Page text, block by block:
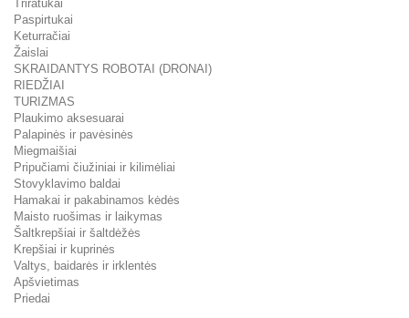
Triratukai
Paspirtukai
Keturračiai
Žaislai
SKRAIDANTYS ROBOTAI (DRONAI)
RIEDŽIAI
TURIZMAS
Plaukimo aksesuarai
Palapinės ir pavėsinės
Miegmaišiai
Pripučiami čiužiniai ir kilimėliai
Stovyklavimo baldai
Hamakai ir pakabinamos kėdės
Maisto ruošimas ir laikymas
Šaltkrepšiai ir šaltdėžės
Krepšiai ir kuprinės
Valtys, baidarės ir irklentės
Apšvietimas
Priedai